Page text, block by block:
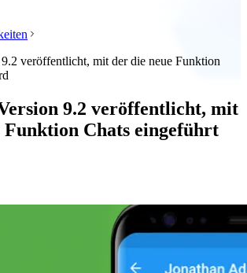
veröffentlicht, mit der die neue Funktion
9.2 veröffentlicht, mit
Funktion Chats eingeführt